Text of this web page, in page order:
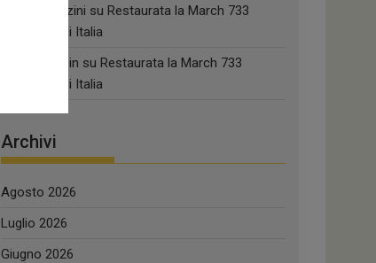
silvio pederzini su Restaurata la March 733
campione di Italia
Raimund Fein su Restaurata la March 733
campione di Italia
Archivi
Agosto 2026
Luglio 2026
Giugno 2026